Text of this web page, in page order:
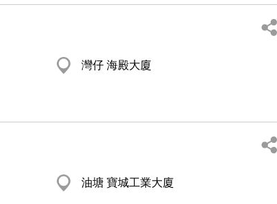
灣仔 海殿大廈
油塘 寶城工業大廈